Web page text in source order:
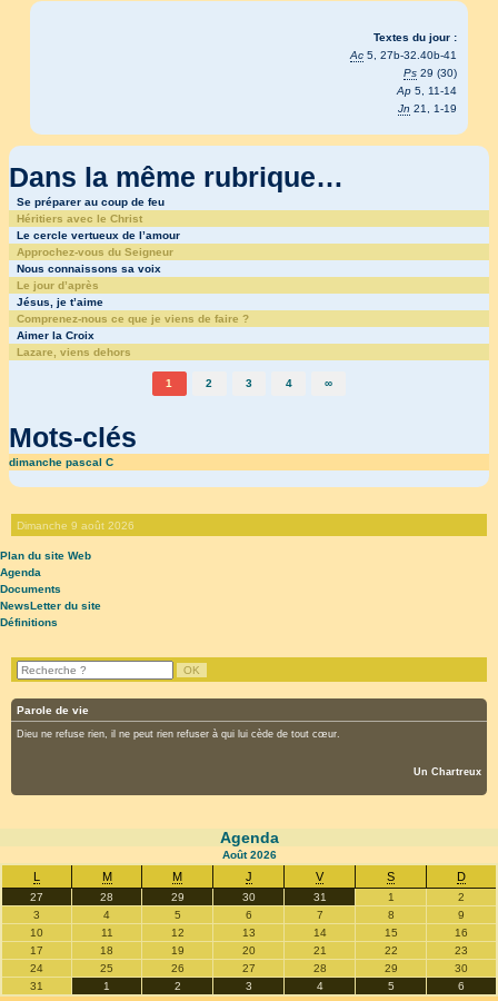
Textes du jour :
Ac 5, 27b-32.40b-41
Ps 29 (30)
Ap 5, 11-14
Jn 21, 1-19
Dans la même rubrique…
Se préparer au coup de feu
Héritiers avec le Christ
Le cercle vertueux de l’amour
Approchez-vous du Seigneur
Nous connaissons sa voix
Le jour d’après
Jésus, je t’aime
Comprenez-nous ce que je viens de faire ?
Aimer la Croix
Lazare, viens dehors
1 2 3 4 ∞
Mots-clés
dimanche pascal C
Dimanche 9 août 2026
Plan du site Web
Agenda
Documents
NewsLetter du site
Définitions
Parole de vie
Dieu ne refuse rien, il ne peut rien refuser à qui lui cède de tout cœur.
Un Chartreux
Agenda
Août2026
M M J V S D
27 28 29 30 31 1
2
3
4 5 6 7 8
9
10
11 12 13 14 15
16
17
18 19 20 21 22
23
24
25 26 27 28 29
30
31
1 2 3 4 5 6